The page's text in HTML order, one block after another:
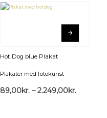
Hot Dog blue Plakat
Plakater med fotokunst
89,00kr. – 2.249,00kr.